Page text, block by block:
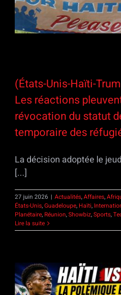
(États-Unis-Haïti-
Les réactions
révocation du statut
temporaire des
La décision adoptée le
[...]
27 juin 2026 | Actualités,Affaires,
États-Unis,Guadeloupe, Haïti,
Planétaire, Réunion,Showbiz,Sports,
Lire la suite